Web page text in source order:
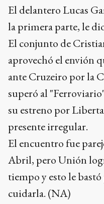
El delantero Lucas
la primera parte, le
El conjunto de
aprovechó el envión
ante Cruzeiro por la
superó al
su estreno por
presente irregular.
El encuentro fue
Abril, pero Unión
tiempo y esto le bastó
cuidarla. (NA)